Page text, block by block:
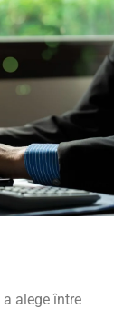
alege între